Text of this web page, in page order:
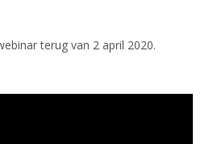
terug van 2 april 2020.